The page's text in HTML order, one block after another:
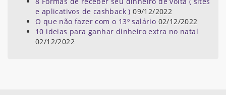
e aplicativos de cashback ) 09/12/2022
O que não fazer com o 13º salário 02/12/2022
10 ideias para ganhar dinheiro extra no natal
02/12/2022